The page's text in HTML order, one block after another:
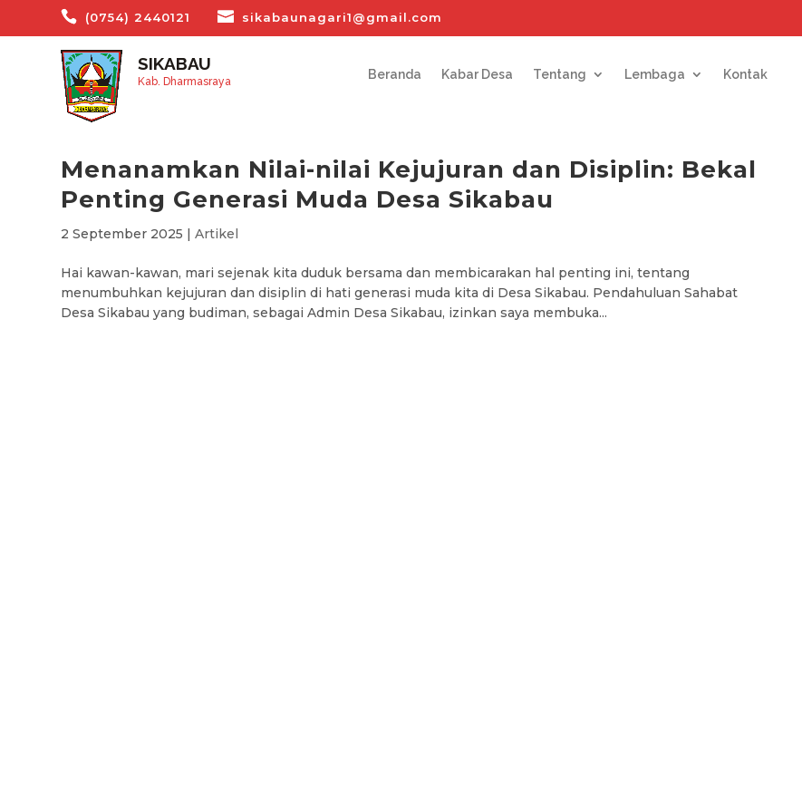
(0754) 2440121 sikabaunagari1@gmail.com
SIKABAU
Kab. Dharmasraya Beranda Kabar Desa Tentang Lembaga Kontak
Menanamkan Nilai-nilai Kejujuran dan Disiplin: Bekal
Penting Generasi Muda Desa Sikabau
2 September 2025 |Artikel
Hai kawan-kawan, mari sejenak kita duduk bersama dan membicarakan hal penting ini, tentang
menumbuhkan kejujuran dan disiplin di hati generasi muda kita di Desa Sikabau. Pendahuluan Sahabat
Desa Sikabau yang budiman, sebagai Admin Desa Sikabau, izinkan saya membuka...